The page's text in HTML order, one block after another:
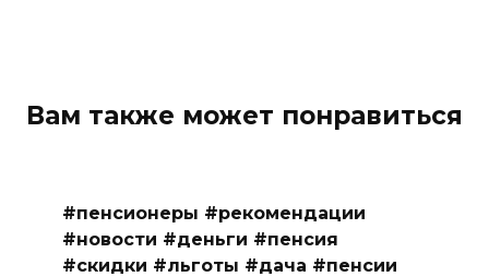
Вам также может понравиться
#пенсионеры #рекомендации
#новости #деньги #пенсия
#скидки #льготы #дача #пенсии